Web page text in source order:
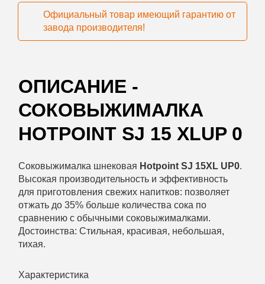
Официальный товар имеющий гарантию от
завода производителя!
ОПИСАНИЕ -
СОКОВЫЖИМАЛКА
HOTPOINT SJ 15 XLUP 0
Соковыжималка шнековая Hotpoint SJ 15XL UP0.
Высокая производительность и эффективность
для приготовления свежих напитков: позволяет
отжать до 35% больше количества сока по
сравнению с обычными соковыжималками.
Достоинства: Стильная, красивая, небольшая,
тихая.
Характеристика